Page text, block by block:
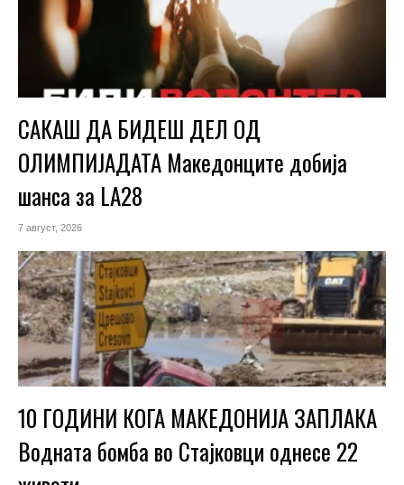
САКАШ ДА БИДЕШ ДЕЛ ОД
ОЛИМПИЈАДАТА Македонците добија
шанса за LA28
7 август, 2026
10 ГОДИНИ КОГА МАКЕДОНИЈА ЗАПЛАКА
Водната бомба во Стајковци однесе 22